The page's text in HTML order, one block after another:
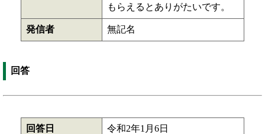
もらえるとありがたいです。
発信者 無記名
回答
回答日 令和2年1月6日